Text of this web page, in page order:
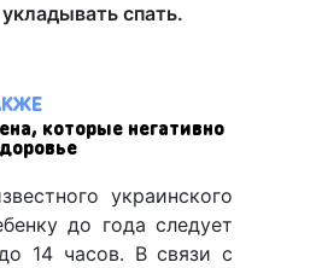
спать.
которые негативно
украинского
до года следует
14 часов. В связи с